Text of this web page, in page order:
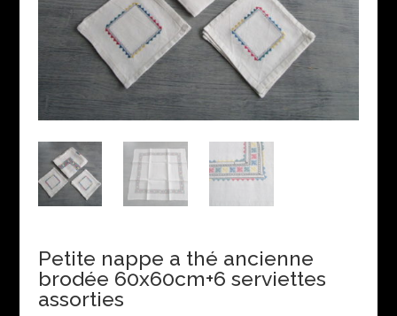
Petite nappe a thé ancienne
brodée 60x60cm+6 serviettes
assorties